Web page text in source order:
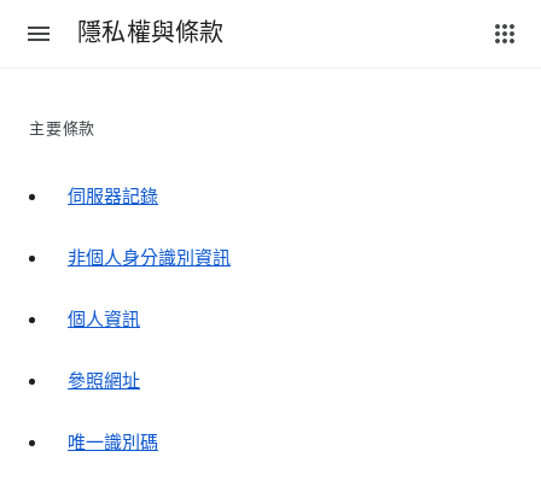
隱私權與條款
主要條款
伺服器記錄
非個人身分識別資訊
個人資訊
參照網址
唯一識別碼